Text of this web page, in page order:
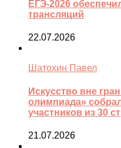
ЕГЭ-2026
трансляций
22.07.2026
Шатохин Павел
Искусство вне
олимпиада»
участников из 30
21.07.2026